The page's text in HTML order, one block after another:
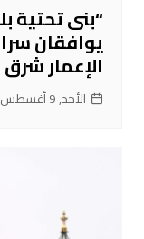
“بنى تحتية
يوافقان
الإعمار
الأحد, 9 أغسطس 2026, 8:54